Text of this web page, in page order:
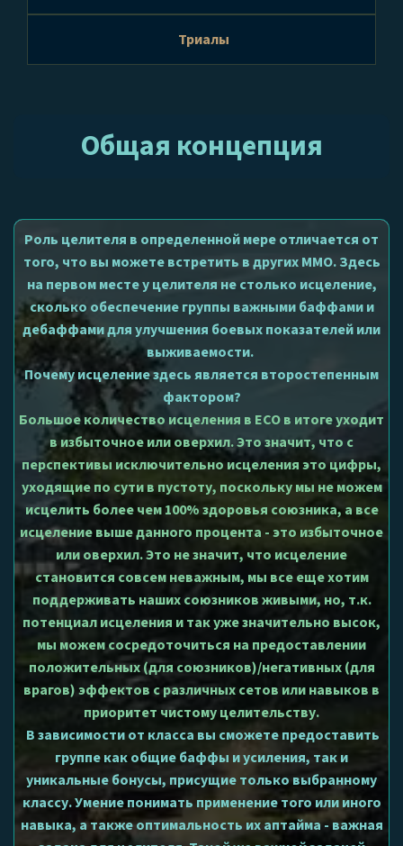
Триалы
Общая концепция
Роль целителя в определенной мере отличается от
того, что вы можете встретить в других ММО. Здесь
на первом месте у целителя не столько исцеление,
сколько обеспечение группы важными баффами и
дебаффами для улучшения боевых показателей или
выживаемости.
Почему исцеление здесь является второстепенным
фактором?
Большое количество исцеления в ЕСО в итоге уходит
в избыточное или оверхил. Это значит, что с
перспективы исключительно исцеления это цифры,
уходящие по сути в пустоту, поскольку мы не можем
исцелить более чем 100% здоровья союзника, а все
исцеление выше данного процента - это избыточное
или оверхил. Это не значит, что исцеление
становится совсем неважным, мы все еще хотим
поддерживать наших союзников живыми, но, т.к.
потенциал исцеления и так уже значительно высок,
мы можем сосредоточиться на предоставлении
положительных (для союзников)/негативных (для
врагов) эффектов с различных сетов или навыков в
приоритет чистому целительству.
В зависимости от класса вы сможете предоставить
группе как общие баффы и усиления, так и
уникальные бонусы, присущие только выбранному
классу. Умение понимать применение того или иного
навыка, а также оптимальность их аптайма - важная